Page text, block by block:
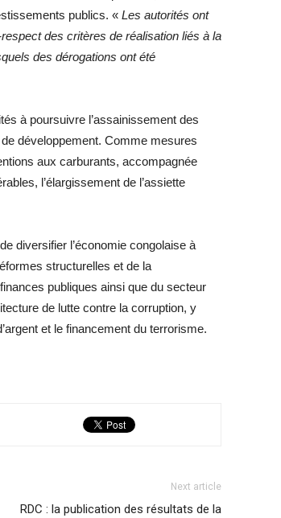
publics. « Les autorités ont
des critères de réalisation liés à la
des dérogations ont été
à poursuivre l’assainissement des
développement. Comme mesures
aux carburants, accompagnée
l’élargissement de l’assiette
diversifier l’économie congolaise à
structurelles et de la
publiques ainsi que du secteur
de lutte contre la corruption, y
et le financement du terrorisme.
Next article
RDC : la publication des résultats de la